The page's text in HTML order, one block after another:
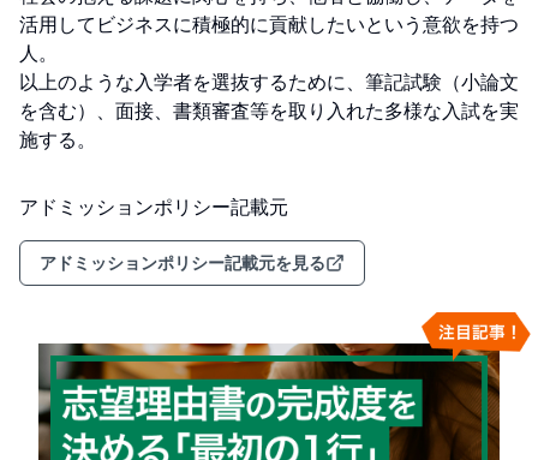
活用してビジネスに積極的に貢献したいという意欲を持つ
人。
以上のような入学者を選抜するために、筆記試験（小論文
を含む）、面接、書類審査等を取り入れた多様な入試を実
施する。
アドミッションポリシー記載元
アドミッションポリシー記載元を見る